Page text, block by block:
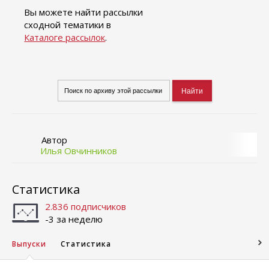
Вы можете найти рассылки
сходной тематики в
Каталоге рассылок.
Автор
Илья Овчинников
Статистика
2.836 подписчиков
-3 за неделю
Выпуски Статистика